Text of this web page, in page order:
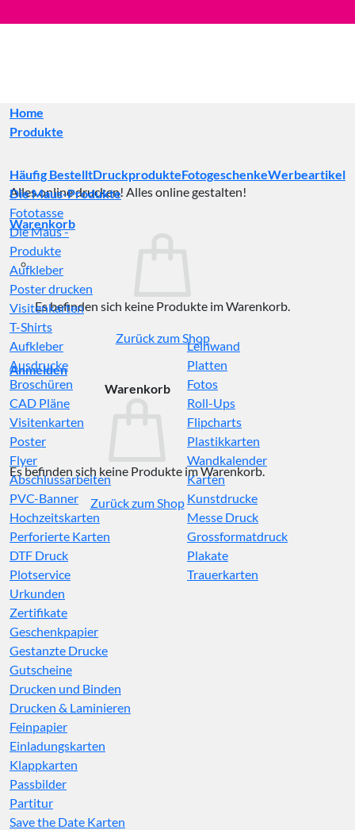
Inhalt
Alles online drucken! Alles online gestalten!
Warenkorb
Es befinden sich keine Produkte im Warenkorb.
Zurück zum Shop
Anmelden
Warenkorb
Es befinden sich keine Produkte im Warenkorb.
Zurück zum Shop
Home
Produkte
Häufig BestelltDruckprodukteFotogeschenkeWerbeartikel
Die Maus-Produkte
Fototasse
Die Maus -
Produkte
Aufkleber
Poster drucken
Visitenkarten
T-Shirts
Aufkleber
Ausdrucke
Broschüren
CAD Pläne
Visitenkarten
Poster
Flyer
Abschlussarbeiten
PVC-Banner
Hochzeitskarten
Perforierte Karten
DTF Druck
Plotservice
Leinwand
Platten
Fotos
Roll-Ups
Flipcharts
Plastikkarten
Wandkalender
Karten
Kunstdrucke
Messe Druck
Grossformatdruck
Plakate
Trauerkarten
Urkunden
Zertifikate
Geschenkpapier
Gestanzte Drucke
Gutscheine
Drucken und Binden
Drucken & Laminieren
Feinpapier
Einladungskarten
Klappkarten
Passbilder
Partitur
Save the Date Karten